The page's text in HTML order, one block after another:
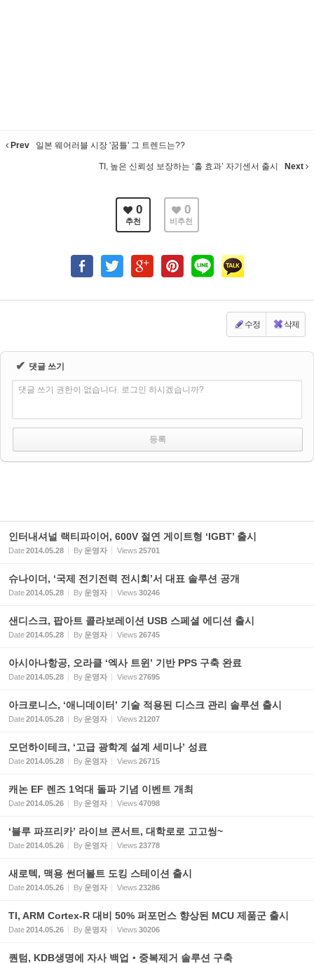
Prev 일본 웨어러블 시장 '꿈틀' 그 트렌드는??
TI, 높은 신뢰성 보장하는 ‘홀 효과’ 자기센서 출시 Next
0
추천
0
비추천
수정 삭제
✔ 댓글 쓰기
댓글 쓰기 권한이 없습니다. 로그인 하시겠습니까?
인터내셔널 랙티파이어, 600V 절연 게이트형 ‘IGBT’ 출시
Date2014.05.28 By 운영자 Views 25701
슈나이더, ‘국제 전기전력 전시회’서 대표 솔루션 공개
Date2014.05.28 By 운영자 Views 30246
샌디스크, 팝아트 콜라보레이션 USB 스페셜 에디션 출시
Date2014.05.28 By 운영자 Views 26745
아시아나항공, 오라클 ‘엑사 트윈’ 기반 PPS 구축 완료
Date2014.05.28 By 운영자 Views 27695
아크로니스, ‘애니데이터’ 기술 적용된 디스크 관리 솔루션 출시
Date2014.05.28 By 운영자 Views 21207
모던하이테크, ‘고급 광학계 설계 세미나’ 성료
Date2014.05.28 By 운영자 Views 26715
캐논 EF 렌즈 1억대 돌파 기념 이벤트 개최
Date2014.05.26 By 운영자 Views 47098
‘블루 파프리카’ 라이브 콘서트, 대학로로 고고씽~
Date2014.05.26 By 운영자 Views 23778
새로텍, 맥용 썬더볼트 도킹 스테이션 출시
Date2014.05.26 By 운영자 Views 23286
TI, ARM Cortex-R 대비 50% 퍼포먼스 향상된 MCU 제품군 출시
Date2014.05.26 By 운영자 Views 30206
퀀텀, KDB생명에 자사 백업‧중복제거 솔루션 구축